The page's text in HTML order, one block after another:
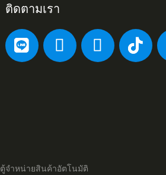
ติดตามเรา
ตู้จำหน่ายสินค้าอัตโนมัติ